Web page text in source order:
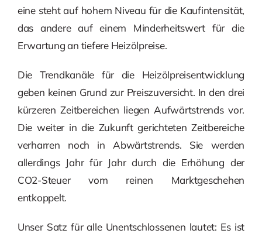
eine steht auf hohem Niveau für die Kaufintensität,
das andere auf einem Minderheitswert für die
Erwartung an tiefere Heizölpreise.
Die Trendkanäle für die Heizölpreisentwicklung
geben keinen Grund zur Preiszuversicht. In den drei
kürzeren Zeitbereichen liegen Aufwärtstrends vor.
Die weiter in die Zukunft gerichteten Zeitbereiche
verharren noch in Abwärtstrends. Sie werden
allerdings Jahr für Jahr durch die Erhöhung der
CO2-Steuer vom reinen Marktgeschehen
entkoppelt.
Unser Satz für alle Unentschlossenen lautet: Es ist